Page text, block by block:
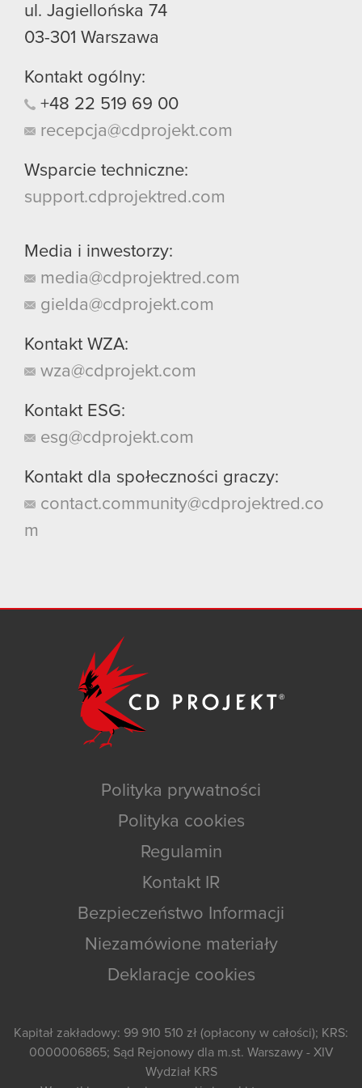
ul. Jagiellońska 74
03-301 Warszawa
Kontakt ogólny:
+48 22 519 69 00
recepcja@cdprojekt.com
Wsparcie techniczne:
support.cdprojektred.com
Media i inwestorzy:
media@cdprojektred.com
gielda@cdprojekt.com
Kontakt WZA:
wza@cdprojekt.com
Kontakt ESG:
esg@cdprojekt.com
Kontakt dla społeczności graczy:
contact.community@cdprojektred.co
m
Polityka prywatności
Polityka cookies
Regulamin
Kontakt IR
Bezpieczeństwo Informacji
Niezamówione materiały
Deklaracje cookies
Kapitał zakładowy: 99 910 510 zł (opłacony w całości); KRS:
0000006865; Sąd Rejonowy dla m.st. Warszawy - XIV
Wydział KRS